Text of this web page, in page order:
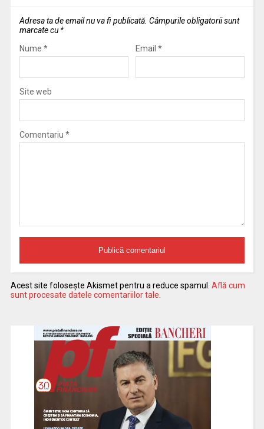
Adresa ta de email nu va fi publicată. Câmpurile obligatorii sunt
marcate cu *
Nume * Email *
Site web
Comentariu *
Acest site folosește Akismet pentru a reduce spamul. Află cum
sunt procesate datele comentariilor tale